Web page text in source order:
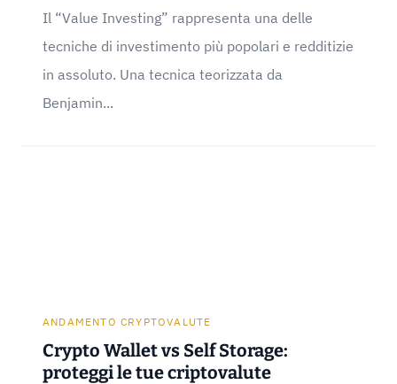
Il “Value Investing” rappresenta una delle
tecniche di investimento più popolari e redditizie
in assoluto. Una tecnica teorizzata da
Benjamin...
ANDAMENTO CRYPTOVALUTE
Crypto Wallet vs Self Storage:
proteggi le tue criptovalute